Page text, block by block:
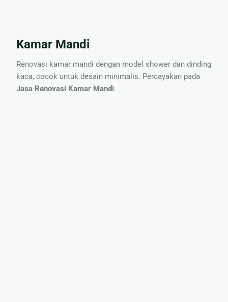
Kamar Mandi
Renovasi kamar mandi dengan model shower dan dinding
kaca, cocok untuk desain minimalis. Percayakan pada
Jasa Renovasi Kamar Mandi.